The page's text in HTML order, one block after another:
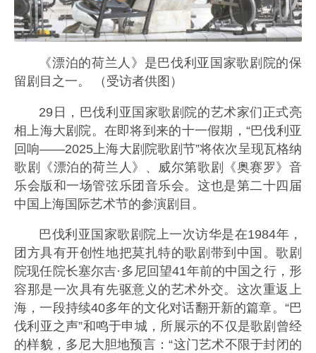
《漂泊的荷兰人》是巴伐利亚国家歌剧院的保
留剧目之一。 （受访者供图）
29日，巴伐利亚国家歌剧院的艺术家们正式亮
相上海大剧院。在即将到来的十一假期，“巴伐利亚
回响——2025上海大剧院歌剧节”将依次呈现瓦格纳
歌剧《漂泊的荷兰人》、威尔第歌剧《奥赛罗》音
乐会版和一场管弦乐团音乐会。这也是第二十四届
中国上海国际艺术节的参演剧目。
巴伐利亚国家歌剧院上一次访华是在1984年，
团方具有开创性地把莫扎特的歌剧带到中国。歌剧
院现任院长塞尔吉·多尼回望41年前的中国之行，形
容那是一次具有先驱意义的艺术外交。这次重返上
海，一段持续40多年的文化对话翻开新的篇章。“巴
伐利亚之声”和鸣于申城，所展示的不仅是歌剧曾经
的样貌，多尼大胆地预言：“这门艺术不限于封闭的